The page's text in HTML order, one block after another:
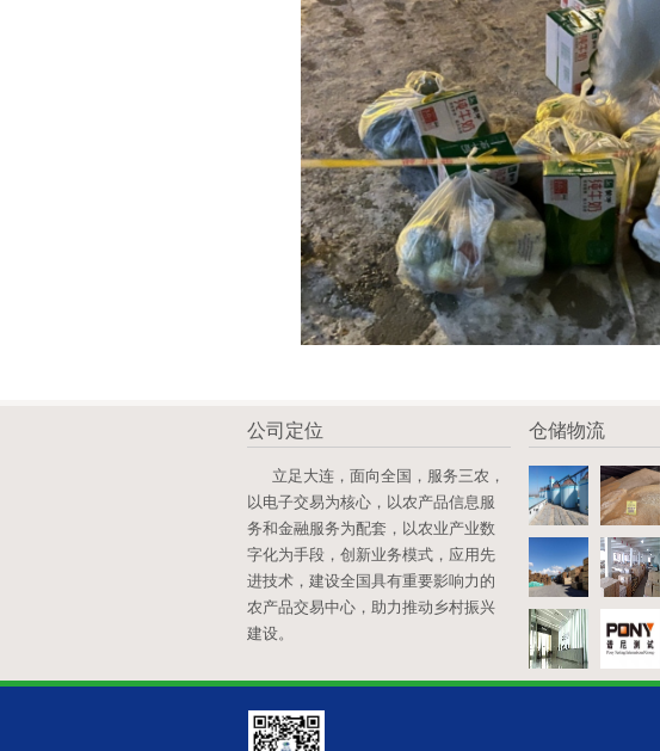
公司定位
立足大连，面向全国，服务三农，
以电子交易为核心，以农产品信息服
务和金融服务为配套，以农业产业数
字化为手段，创新业务模式，应用先
进技术，建设全国具有重要影响力的
农产品交易中心，助力推动乡村振兴
建设。
仓储物流